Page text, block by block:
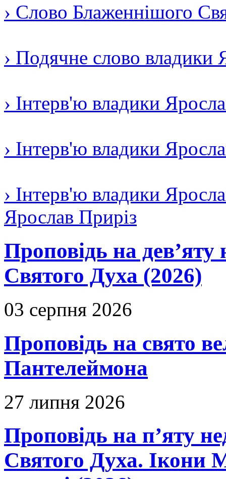
› Слово Блаженнішого
› Подячне слово владики
› Інтерв'ю владики
› Інтерв'ю владики
› Інтерв'ю владики
Ярослав Приріз
Проповідь на дев’яту
Святого Духа (2026)
03 серпня 2026
Проповідь на свято
Пантелеймона
27 липня 2026
Проповідь на п’яту
Святого Духа. Ікони